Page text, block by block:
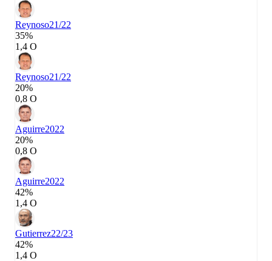
Reynoso21/22
35%
1,4 О
Reynoso21/22
20%
0,8 О
Aguirre2022
20%
0,8 О
Aguirre2022
42%
1,4 О
Gutierrez22/23
42%
1,4 О